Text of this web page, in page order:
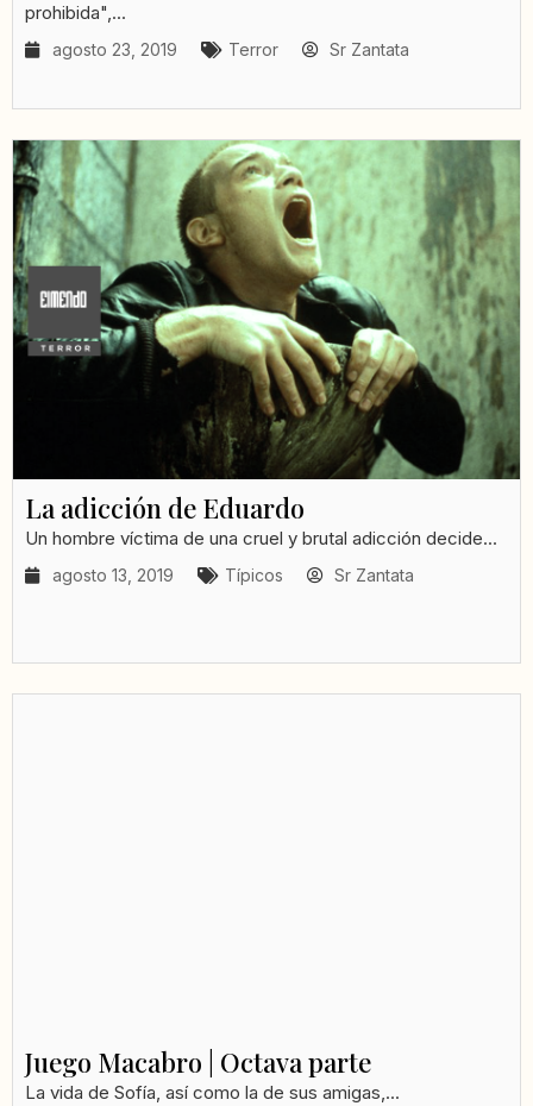
prohibida",...
agosto 23, 2019 Terror Sr Zantata
La adicción de Eduardo
Un hombre víctima de una cruel y brutal adicción decide...
agosto 13, 2019 Típicos Sr Zantata
Juego Macabro | Octava parte
La vida de Sofía, así como la de sus amigas,...